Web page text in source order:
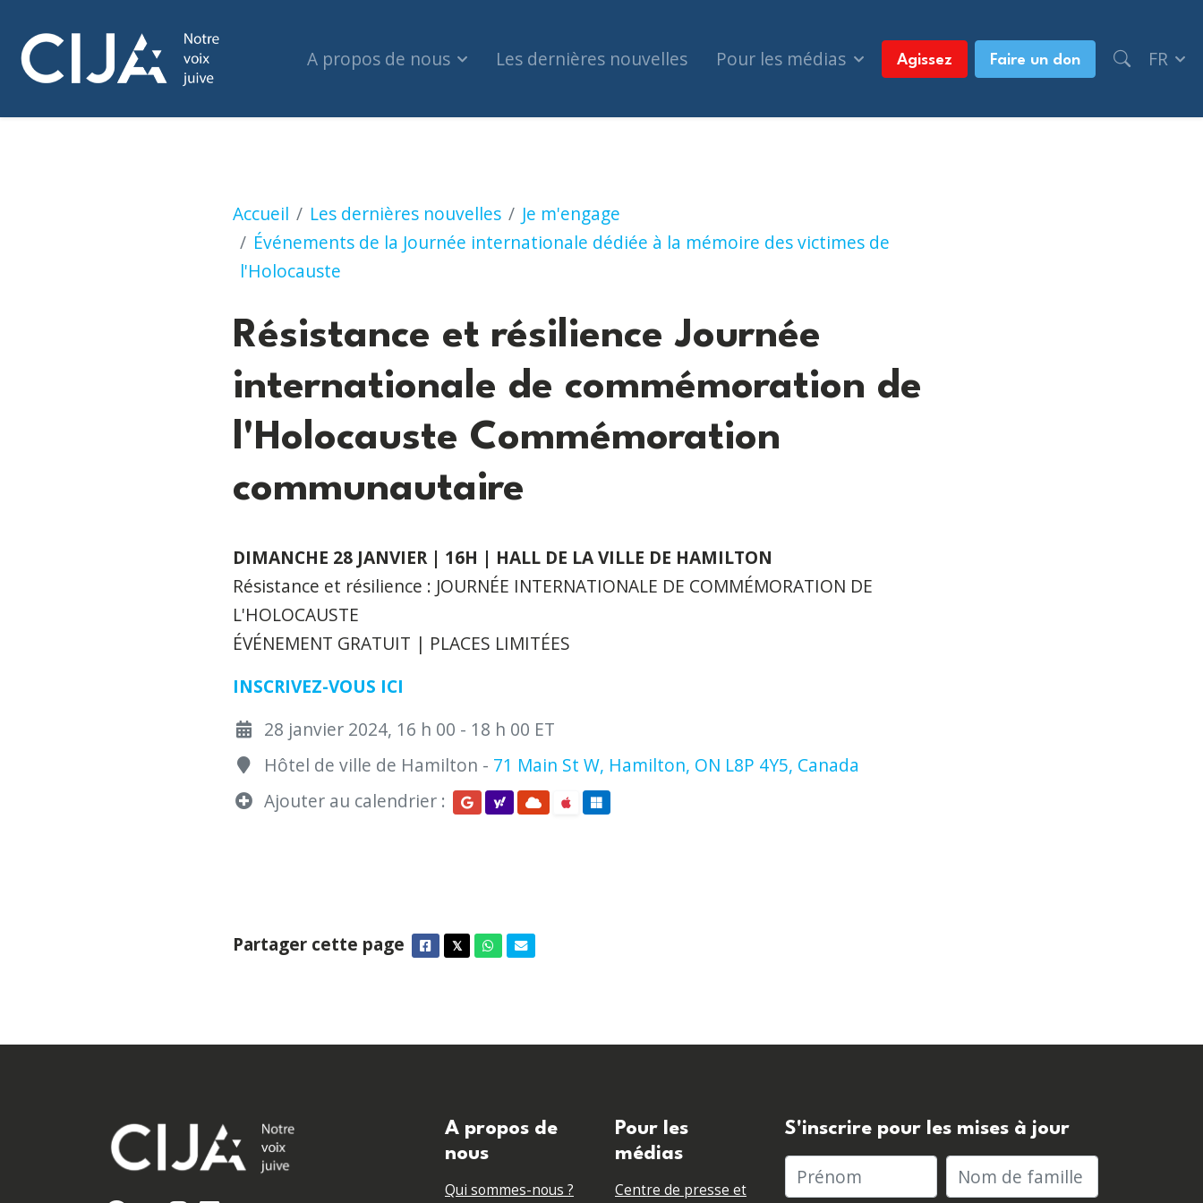
A propos de nous Les dernières nouvelles Pour les médias Agissez Faire un don FR
Accueil Les dernières nouvelles
Je m'engage
Événements de la Journée internationale dédiée à la mémoire des victimes de
l'Holocauste
Résistance et résilience Journée internationale de commémoration de l'Holocauste Commémoration
Résistance et résilience Journée
internationale de commémoration de
l'Holocauste Commémoration
communautaire
DIMANCHE 28 JANVIER | 16H | HALL DE LA VILLE DE HAMILTON
Résistance et résilience : JOURNÉE INTERNATIONALE DE COMMÉMORATION DE
L'HOLOCAUSTE
ÉVÉNEMENT GRATUIT | PLACES LIMITÉES
INSCRIVEZ-VOUS ICI
28 janvier 2024, 16 h 00 - 18 h 00 ET
Hôtel de ville de Hamilton - 71 Main St W, Hamilton, ON L8P 4Y5, Canada
Ajouter au calendrier :
Partager cette page Facebook
𝕏TwitterWhatsappCourriel
A propos de
nous
Qui sommes-nous ?
Pour les
médias
Centre de presse et
S'inscrire pour les mises à jour
Prénom Nom de famille